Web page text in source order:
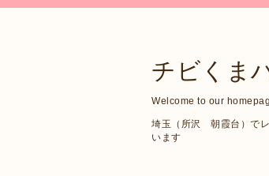
チビくま
Welcome to our
埼玉（所沢 朝霞台）で
います